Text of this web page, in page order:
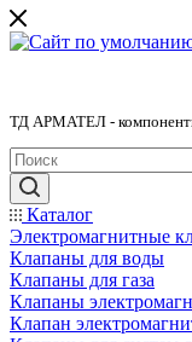
ТД АРМАТЕЛ -
Каталог
Электромагнитные
Клапаны для воды
Клапаны для газа
Клапаны
Клапан